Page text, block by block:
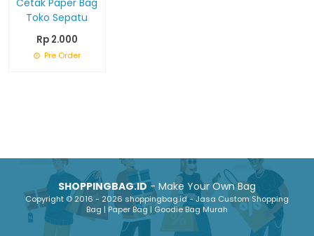
Toko Sepatu
Rp 2.000
Pre Order
SHOPPINGBAG.ID- Make Your Own Bag
Copyright © 2016 - 2026 shoppingbag.id - Jasa Custom Shopping
Bag | Paper Bag | Goodie Bag Murah